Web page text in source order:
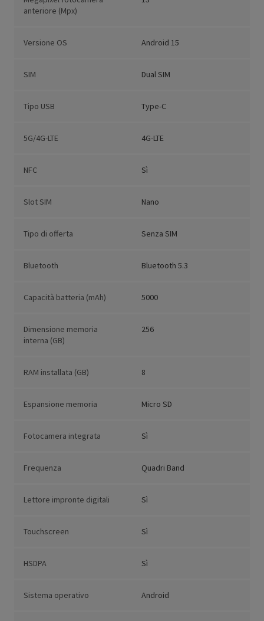
anteriore (Mpx)
Versione OS Android 15
SIM Dual SIM
Tipo USB Type-C
5G/4G-LTE 4G-LTE
NFC Sì
Slot SIM Nano
Tipo di offerta Senza SIM
Bluetooth Bluetooth 5.3
Capacità batteria (mAh) 5000
Dimensione memoria
interna (GB)
256
RAM installata (GB) 8
Espansione memoria Micro SD
Fotocamera integrata Sì
Frequenza Quadri Band
Lettore impronte digitali Sì
Touchscreen Sì
HSDPA Sì
Sistema operativo Android